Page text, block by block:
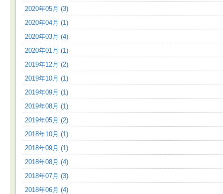
2020年05月 (3)
2020年04月 (1)
2020年03月 (4)
2020年01月 (1)
2019年12月 (2)
2019年10月 (1)
2019年09月 (1)
2019年08月 (1)
2019年05月 (2)
2018年10月 (1)
2018年09月 (1)
2018年08月 (4)
2018年07月 (3)
2018年06月 (4)